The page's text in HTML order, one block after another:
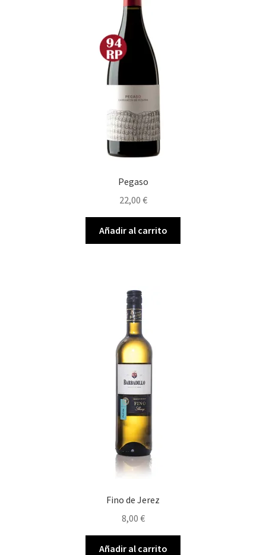
Pegaso
22,00 €
Añadir al carrito
Fino de Jerez
8,00 €
Añadir al carrito